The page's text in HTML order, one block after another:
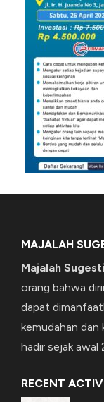
MAJALAH
Majalah Sugesti
orang bahwa
dapat
kemudahan dan
hadir sejak awal
RECENT